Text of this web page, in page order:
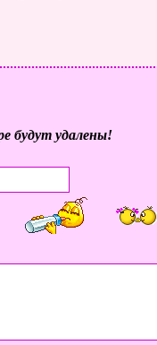
будут удалены!